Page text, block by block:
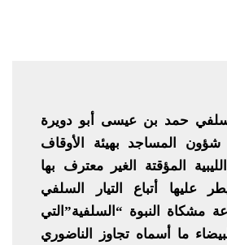
حمد بن عيسى أبو دويرة
المساجد بهيئة الأوقاف
المؤقتة الغير معترف بها
عليها أتباع التيار السلفي
مشكاة النبوة “السلفية”التي
ما أسماه تجاوز الناضوري